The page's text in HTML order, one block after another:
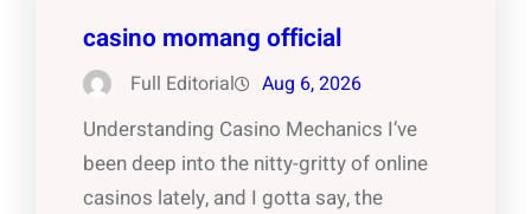
casino momang official
Full Editorial Aug 6, 2026
Understanding Casino Mechanics I’ve
been deep into the nitty-gritty of online
casinos lately, and I gotta say, the